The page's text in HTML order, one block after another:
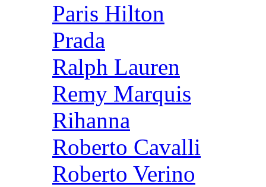
Paris Hilton
Prada
Ralph Lauren
Remy Marquis
Rihanna
Roberto Cavalli
Roberto Verino